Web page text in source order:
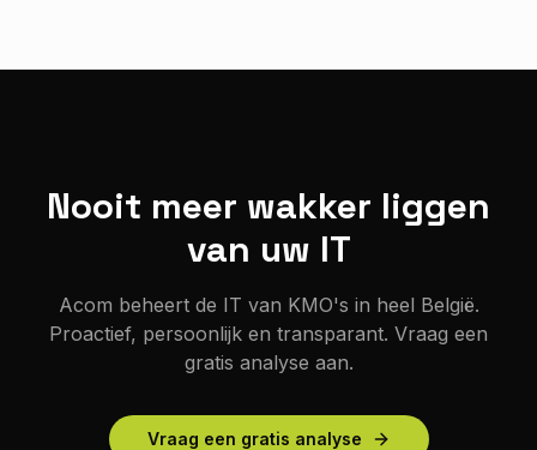
Nooit meer wakker liggen
van uw IT
Acom beheert de IT van KMO's in heel België.
Proactief, persoonlijk en transparant. Vraag een
gratis analyse aan.
Vraag een gratis analyse